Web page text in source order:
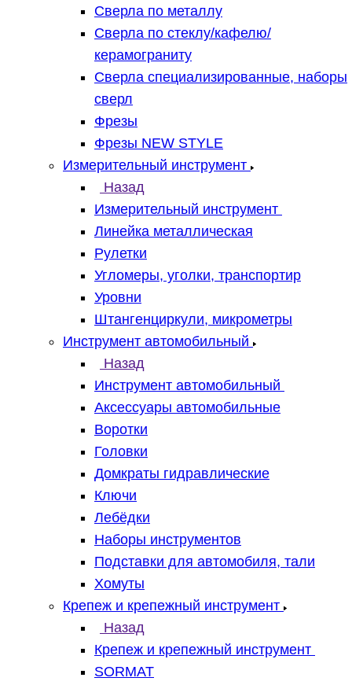
Сверла по металлу
Сверла по стеклу/кафелю/
керамограниту
Сверла специализированные, наборы
сверл
Фрезы
Фрезы NEW STYLE
Измерительный инструмент
Назад
Измерительный инструмент
Линейка металлическая
Рулетки
Угломеры, уголки, транспортир
Уровни
Штангенциркули, микрометры
Инструмент автомобильный
Назад
Инструмент автомобильный
Аксессуары автомобильные
Воротки
Головки
Домкраты гидравлические
Ключи
Лебёдки
Наборы инструментов
Подставки для автомобиля, тали
Хомуты
Крепеж и крепежный инструмент
Назад
Крепеж и крепежный инструмент
SORMAT